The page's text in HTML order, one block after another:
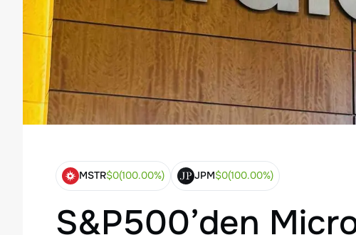
MSTR$0(100.00%) JPM$0(100.00%)
S&P500’den